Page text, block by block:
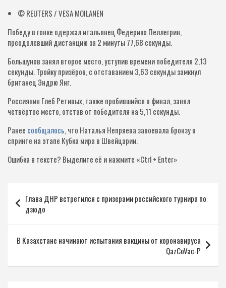
© REUTERS / VESA MOILANEN
Победу в гонке одержал итальянец Федерико Пеллегрин,
преодолевший дистанцию за 2 минуты 77,68 секунды.
Большунов занял второе место, уступив времени победителя 2,13
секунды. Тройку призёров, с отставанием 3,63 секунды замкнул
британец Эндрю Янг.
Россиянин Глеб Ретивых, также пробившийся в финал, занял
четвёртое место, отстав от победителя на 5,11 секунды.
Ранее сообщалось, что Наталья Непряева завоевала бронзу в
спринте на этапе Кубка мира в Швейцарии.
Ошибка в тексте? Выделите её и нажмите «Ctrl + Enter»
по
записям
Глава ДНР встретился с призерами российского турнира по
дзюдо
В Казахстане начинают испытания вакцины от коронавируса
QazCoVac-P